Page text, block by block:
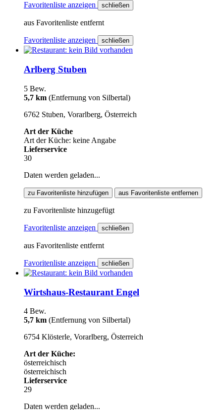
Favoritenliste anzeigen schließen
aus Favoritenliste entfernt
Favoritenliste anzeigen schließen
Arlberg Stuben
5 Bew.
5,7 km (Entfernung von Silbertal)
6762 Stuben, Vorarlberg, Österreich
Art der Küche
Art der Küche: keine Angabe
Lieferservice
30
Daten werden geladen...
zu Favoritenliste hinzufügen aus Favoritenliste entfernen
zu Favoritenliste hinzugefügt
Favoritenliste anzeigen schließen
aus Favoritenliste entfernt
Favoritenliste anzeigen schließen
Wirtshaus-Restaurant Engel
4 Bew.
5,7 km (Entfernung von Silbertal)
6754 Klösterle, Vorarlberg, Österreich
Art der Küche:
österreichisch
österreichisch
Lieferservice
29
Daten werden geladen...